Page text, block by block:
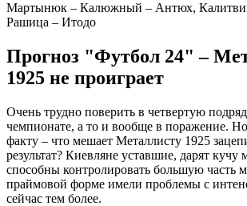
Мартынюк – Калюжный – Антюх,
Рашица – Итодо
Прогноз "Футбол 24" –
1925 не проиграет
Очень трудно поверить в четвертую
чемпионате, а то и вообще в поражение.
факту – что мешает Металлисту 1925
результат? Киевляне уставшие, дарят кучу
способны контролировать большую часть
праймовой форме имели проблемы с
сейчас тем более.